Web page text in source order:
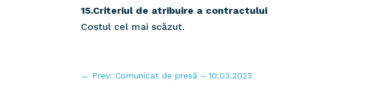
15.Criteriul de atribuire a contractului
Costul cel mai scăzut.
← Prev: Comunicat de presă – 10.03.2023